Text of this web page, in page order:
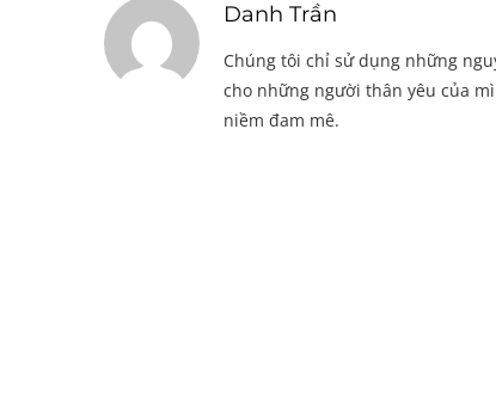
Danh Trần
Chúng tôi chỉ sử dụng những
cho những người thân yêu của
niềm đam mê.